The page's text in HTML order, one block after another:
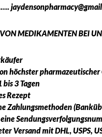
MEDIKAMENTEN BEI
höchster
3 Tagen
Rezept
Zahlungsmethoden
Versand mit DHL, USPS,